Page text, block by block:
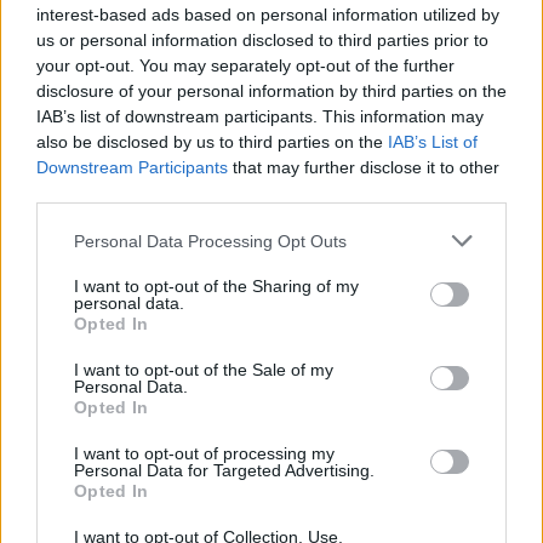
interest-based ads based on personal information utilized by
us or personal information disclosed to third parties prior to
your opt-out. You may separately opt-out of the further
disclosure of your personal information by third parties on the
IAB’s list of downstream participants. This information may
also be disclosed by us to third parties on the IAB’s List of
Downstream Participants that may further disclose it to other
Please note that this website/app uses one or more Google
not limited to your visit or usage behaviour. You may click to
grant or deny consent to Google and its third-party tags to
use your data for below specified purposes in below Google
consent section.
Personal Data Processing Opt Outs
I want to opt-out of the Sharing of my
personal data.
Opted In
I want to opt-out of the Sale of my
Personal Data.
Opted In
I want to opt-out of processing my
Personal Data for Targeted Advertising.
Opted In
I want to opt-out of Collection, Use,
Anche le famiglie numerose hanno diritto a sconti
Anche le famiglie numerose possono beneficiare di esenzioni
ripresentare la domanda ogni anno.
successivo all’ultimo anno in cui hanno ricevuto l’assegno
familiare per almeno tre figli. L’idoneità viene verificata
automaticamente ogni anno dall’autorità dei trasporti in
Se se l’è perso:
Gli automobilisti ungheresi potrebbero risparmiare fino